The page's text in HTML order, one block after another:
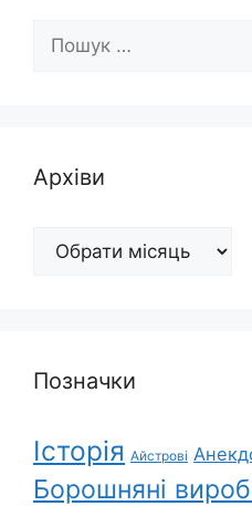
Пошук:
Архіви
Архіви
Позначки
Історія Айстрові
Борошняні